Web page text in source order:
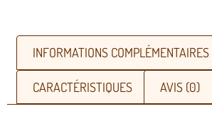
INFORMATIONS COMPLÉMENTAIRES
CARACTÉRISTIQUES AVIS (0)